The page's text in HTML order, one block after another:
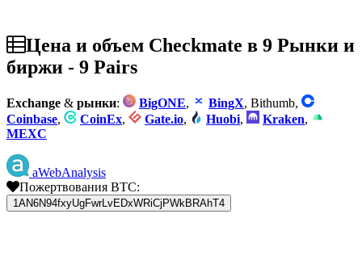
Цена и объем Checkmate в 9 Рынки и
биржи - 9 Pairs
Exchange & рынки: BigONE, BingX, Bithumb,
Coinbase, CoinEx, Gate.io, Huobi, Kraken,
MEXC
aWebAnalysis
Пожертвования BTC:
1AN6N94fxyUgFwrLvEDxWRiCjPWkBRAhT4